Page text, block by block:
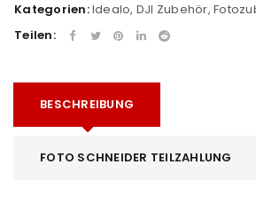
Kategorien:Idealo, DJI Zubehör,
Teilen:
BESCHREIBUNG
FOTO SCHNEIDER TEILZAHLUNG